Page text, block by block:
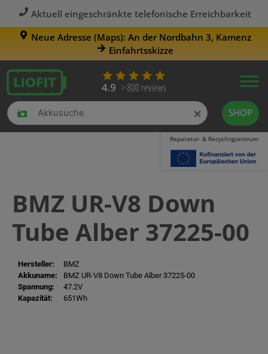
Aktuell eingeschränkte telefonische Erreichbarkeit
Neue Adresse (Maps): An der Nordbahn 3, Kamenz
Einfahrtsskizze
× SHOP
Reparatur- & Recyclingzentrum
BMZ UR-V8 Down
Tube Alber 37225-00
Hersteller:
BMZ
Akkuname:
BMZ UR-V8 Down Tube Alber 37225-00
Spannung:
47.2V
Kapazität:
651Wh